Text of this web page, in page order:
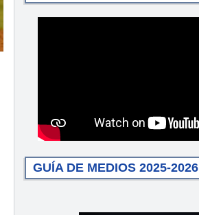
GUÍA DE MEDIOS 2025-2026